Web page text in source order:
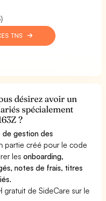
TNS
désirez avoir un
spécialement
?
gestion des
partie créé pour le code
lesonboarding,
notes de frais, titres
gratuit de SideCare sur le